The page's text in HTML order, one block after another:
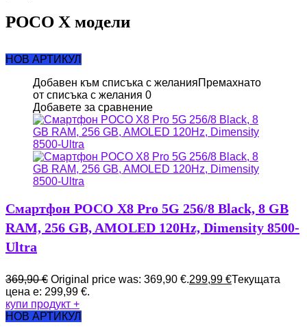
POCO X модели
НОВ АРТИКУЛ
Добавен към списъка с желанияПремахнато
от списъка с желания 0
Добавете за сравнение
Смартфон POCO X8 Pro 5G 256/8 Black, 8 GB
RAM, 256 GB, AMOLED 120Hz, Dimensity 8500-
Ultra
369,90€ Original price was: 369,90 €.299,99 €Текущата
цена е: 299,99 €.
купи продукт +
НОВ АРТИКУЛ